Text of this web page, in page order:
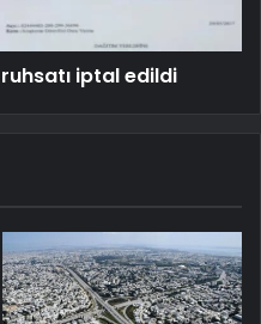
iptal edildi